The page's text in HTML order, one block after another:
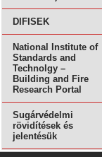
DIFISEK
National Institute of
Standards and
Technolgy –
Building and Fire
Research Portal
Sugárvédelmi
rövidítések és
jelentésük